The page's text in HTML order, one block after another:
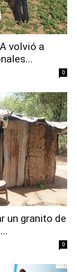
volvió a
0
un granito de
0